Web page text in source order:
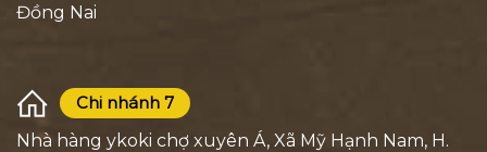
Đồng Nai
Chi nhánh 7
Nhà hàng ykoki chợ xuyên Á, Xã Mỹ Hạnh Nam, H.